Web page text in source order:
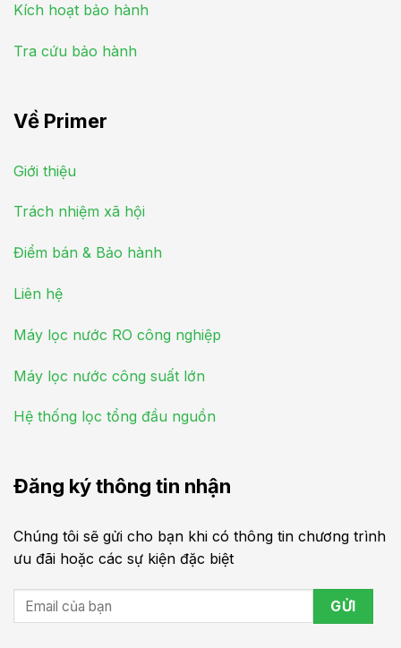
Kích hoạt bảo hành
Tra cứu bảo hành
Về Primer
Giới thiệu
Trách nhiệm xã hội
Điểm bán & Bảo hành
Liên hệ
Máy lọc nước RO công nghiệp
Máy lọc nước công suất lớn
Hệ thống lọc tổng đầu nguồn
Đăng ký thông tin nhận
Chúng tôi sẽ gửi cho bạn khi có thông tin chương trình
ưu đãi hoặc các sự kiện đặc biệt